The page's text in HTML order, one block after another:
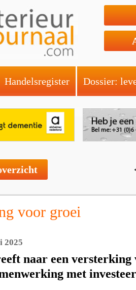
Handelsregister Dossier:
voor groei
2025
naar een versterking
met